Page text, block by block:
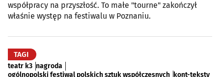
współpracy na przyszłość. To małe "tourne" zakończył
właśnie występ na festiwalu w Poznaniu.
TAGI
teatr k3 nagroda
ogólnopolski festiwal polskich sztuk współczesnych kont-teksty